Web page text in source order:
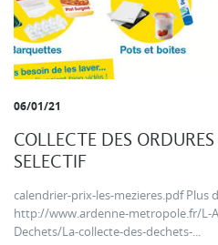
06/01/21
COLLECTE DES
SELECTIF
calendrier-prix-les-mezieres.pdf Plus
http://www.ardenne-metropole.fr/L-
Dechets/La-collecte-des-dechets-...